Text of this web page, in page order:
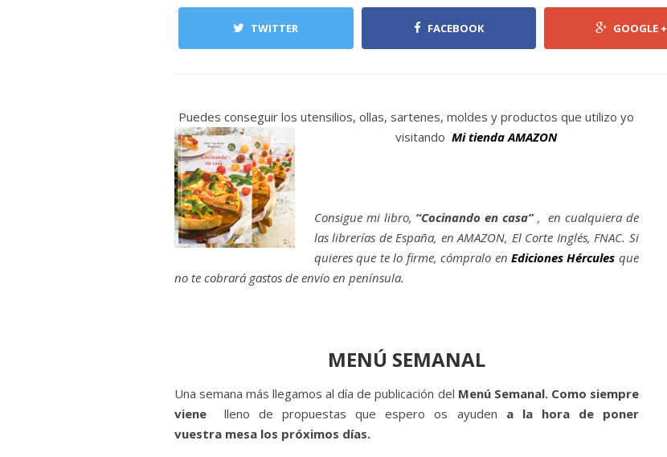
TWITTER FACEBOOK GOOGLE +
Puedes conseguir los utensilios, ollas, sartenes, moldes y productos que utilizo yo
visitandoMi tienda AMAZON
Consigue mi libro, “Cocinando en casa”, en cualquiera de
las librerías de España, en AMAZON, El Corte Inglés, FNAC. Si
quieres que te lo firme, cómpralo en Ediciones Hércules que
no te cobrará gastos de envío en península.
MENÚ SEMANAL
Una semana más llegamos al día de publicación del Menú Semanal. Como siempre
viene lleno de propuestas que espero os ayuden a la hora de poner
vuestra mesa los próximos días.